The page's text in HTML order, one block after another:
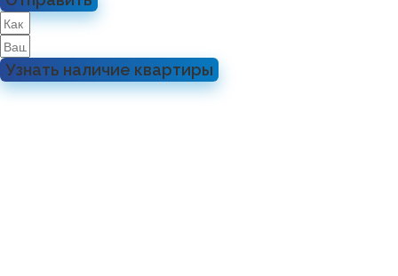
Узнать наличие квартиры